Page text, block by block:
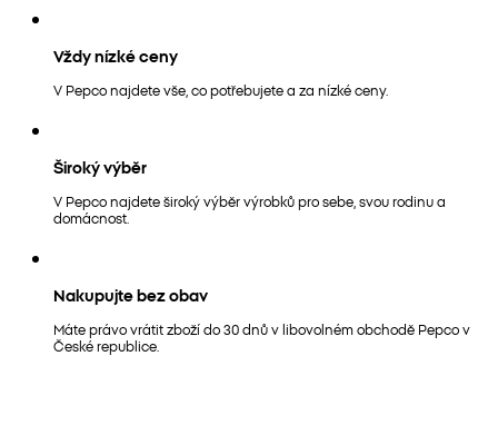
Vždy nízké ceny
V Pepco najdete vše, co potřebujete a za nízké ceny.
Široký výběr
V Pepco najdete široký výběr výrobků pro sebe, svou rodinu a
domácnost.
Nakupujte bez obav
Máte právo vrátit zboží do 30 dnů v libovolném obchodě Pepco v
České republice.